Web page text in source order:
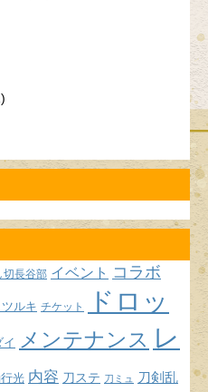
切長谷部 イベント コラボ
ルキ チケット
ドロッ
イ メンテナンス レ
光 内容 刀ステ 刀ミュ
刀剣乱